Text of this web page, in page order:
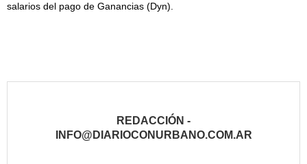
salarios del pago de Ganancias (Dyn).
REDACCIÓN -
INFO@DIARIOCONURBANO.COM.AR